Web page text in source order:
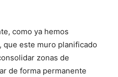
como ya hemos
este muro planificado
zonas de
de forma permanente